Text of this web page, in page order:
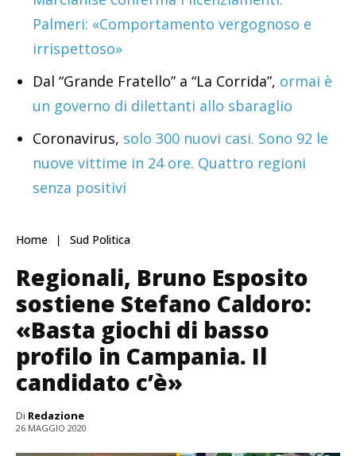
Palmeri: «Comportamento vergognoso e
irrispettoso»
Dal “Grande Fratello” a “La Corrida”, ormai è
un governo di dilettanti allo sbaraglio
Coronavirus, solo 300 nuovi casi. Sono 92 le
nuove vittime in 24 ore. Quattro regioni
senza positivi
Home Sud Politica
Regionali, Bruno Esposito
sostiene Stefano Caldoro:
«Basta giochi di basso
profilo in Campania. Il
candidato c’è»
Di Redazione
26 MAGGIO 2020